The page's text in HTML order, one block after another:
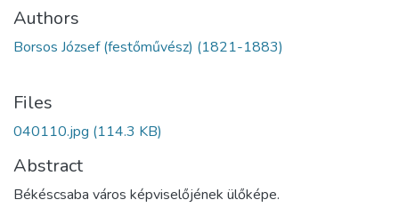
Authors
Borsos József (festőművész) (1821-1883)
Files
040110.jpg (114.3 KB)
Abstract
Békéscsaba város képviselőjének ülőképe.